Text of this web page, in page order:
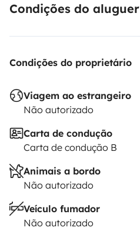
Condições do aluguer
Condições do proprietário
Viagem ao estrangeiro
Não autorizado
Carta de condução
Carta de condução B
Animais a bordo
Não autorizado
Veículo fumador
Não autorizado